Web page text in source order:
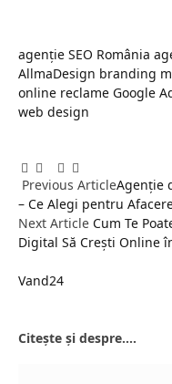
agenție SEO România
AllmaDesign branding
online reclame Google
web design
Facebook
Twitter
Pinterest
LinkedIn
Tumblr
Previous ArticleAgenție
– Ce Alegi pentru
Next Article Cum Te
Digital Să Crești Online
Vand24
Citește și despre....